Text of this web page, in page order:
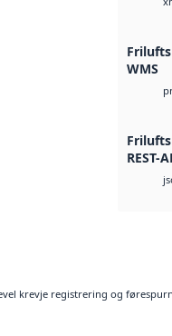
WMS
REST-
krevje registrering og